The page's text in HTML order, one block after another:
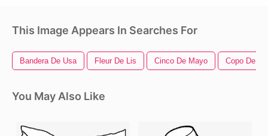
This Image Appears In Searches For
Bandera De Usa Fleur De Lis Cinco De Mayo Copo De
You May Also Like